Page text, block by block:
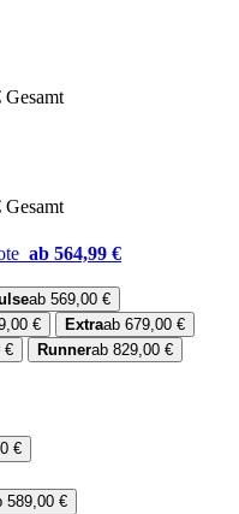
Gesamt
Gesamt
ab 564,99 €
ab 569,00 €
€ Extraab 679,00 €
€ Runnerab 829,00 €
€
589,00 €